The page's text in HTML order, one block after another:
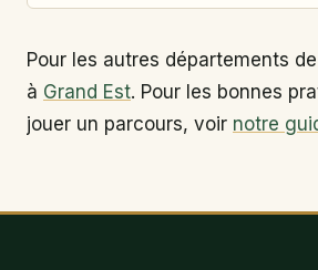
Pour les autres départements
à Grand Est. Pour les bonnes
jouer un parcours, voir notre